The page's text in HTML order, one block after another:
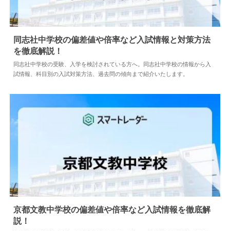
中学情報 2026.07.02
同志社中学校の偏差値や倍率など入試情報と対策方法
を徹底解説！
同志社中学校の受験、入学を検討されている方へ。同志社中学校の情報から入
試情報、科目別の入試対策方法、過去問の傾向まで紹介いたします。
京都文教中学校の偏差値や倍率など入試情報を徹底解
説！